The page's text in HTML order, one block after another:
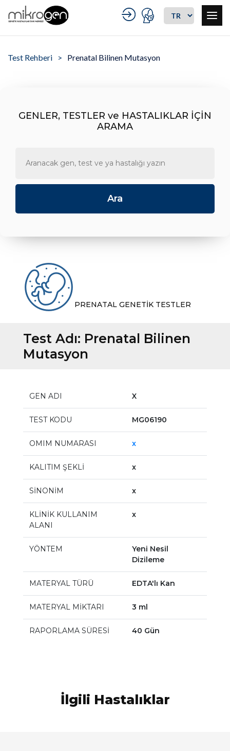
Test Rehberi Prenatal Bilinen Mutasyon
GENLER, TESTLER ve HASTALIKLAR İÇİN
ARAMA
PRENATAL GENETİK TESTLER
Test Adı: Prenatal Bilinen
Mutasyon
GEN ADI X
TEST KODU MG06190
OMIM NUMARASI x
KALITIM ŞEKLİ x
SİNONİM x
KLİNİK KULLANIM
ALANI
x
YÖNTEM
Yeni Nesil
Dizileme
MATERYAL TÜRÜ EDTA'lı Kan
MATERYAL MİKTARI 3 ml
RAPORLAMA SÜRESİ 40 Gün
İlgili Hastalıklar